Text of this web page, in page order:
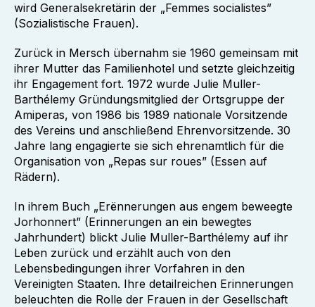
wird Generalsekretärin der „Femmes socialistes”
(Sozialistische Frauen).
Zurück in Mersch übernahm sie 1960 gemeinsam mit
ihrer Mutter das Familienhotel und setzte gleichzeitig
ihr Engagement fort. 1972 wurde Julie Muller-
Barthélemy Gründungsmitglied der Ortsgruppe der
Amiperas, von 1986 bis 1989 nationale Vorsitzende
des Vereins und anschließend Ehrenvorsitzende. 30
Jahre lang engagierte sie sich ehrenamtlich für die
Organisation von „Repas sur roues” (Essen auf
Rädern).
In ihrem Buch „Erënnerungen aus engem beweegte
Jorhonnert” (Erinnerungen an ein bewegtes
Jahrhundert) blickt Julie Muller-Barthélemy auf ihr
Leben zurück und erzählt auch von den
Lebensbedingungen ihrer Vorfahren in den
Vereinigten Staaten. Ihre detailreichen Erinnerungen
beleuchten die Rolle der Frauen in der Gesellschaft